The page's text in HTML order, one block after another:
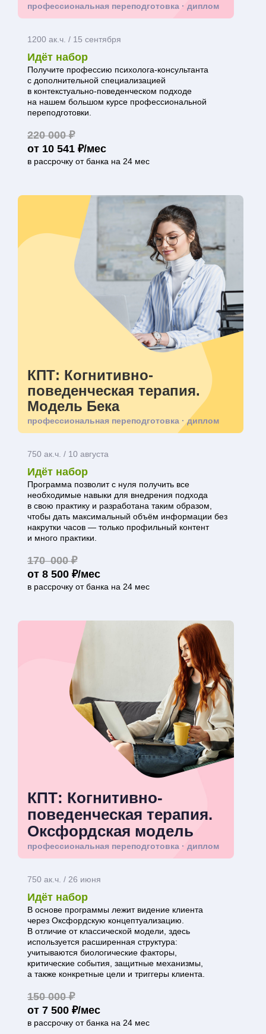
профессиональная переподготовка · диплом
1200 ак.ч. / 15 сентября
Идёт набор
Получите профессию психолога-консультанта
с дополнительной специализацией
в контекстуально-поведенческом подходе
на нашем большом курсе профессиональной
переподготовки.
220 000 ₽
от 10 541 ₽/мес
в рассрочку от банка на 24 мес
КПТ: Когнитивно-
поведенческая терапия.
Модель Бека
профессиональная переподготовка · диплом
750 ак.ч. / 10 августа
Идёт набор
Программа позволит с нуля получить все
необходимые навыки для внедрения подхода
в свою практику и разработана таким образом,
чтобы дать максимальный объём информации без
накрутки часов — только профильный контент
и много практики.
170 000 ₽
от 8 500 ₽/мес
в рассрочку от банка на 24 мес
КПТ: Когнитивно-
поведенческая терапия.
Оксфордская модель
профессиональная переподготовка · диплом
750 ак.ч. / 26 июня
Идёт набор
В основе программы лежит видение клиента
через Оксфордскую концептуализацию.
В отличие от классической модели, здесь
используется расширенная структура:
учитываются биологические факторы,
критические события, защитные механизмы,
а также конкретные цели и триггеры клиента.
150 000 ₽
от 7 500 ₽/мес
в рассрочку от банка на 24 мес